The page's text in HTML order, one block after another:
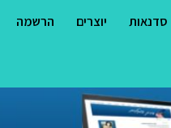
סדנאות יוצרים הרשמה